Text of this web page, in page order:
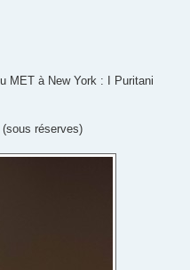
MET à New York : I Puritani
réserves)